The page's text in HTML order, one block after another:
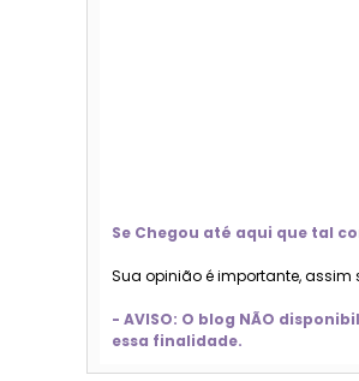
Se Chegou até aqui que tal
Sua opinião é importante,
- AVISO: O blog NÃO
essa finalidade.